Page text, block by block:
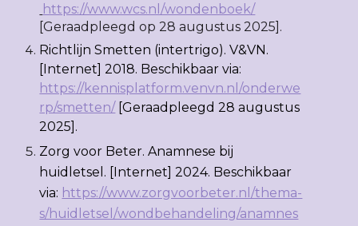
https://www.wcs.nl/wondenboek/
[Geraadpleegd op 28 augustus 2025].
Richtlijn Smetten (intertrigo). V&VN.
[Internet] 2018. Beschikbaar via:
https://kennisplatform.venvn.nl/onderwe
rp/smetten/[Geraadpleegd 28 augustus
2025].
Zorg voor Beter. Anamnese bij
huidletsel. [Internet] 2024. Beschikbaar
via: https://www.zorgvoorbeter.nl/thema-
s/huidletsel/wondbehandeling/anamnes